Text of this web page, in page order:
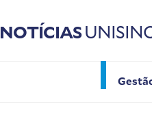
NOTÍCIAS